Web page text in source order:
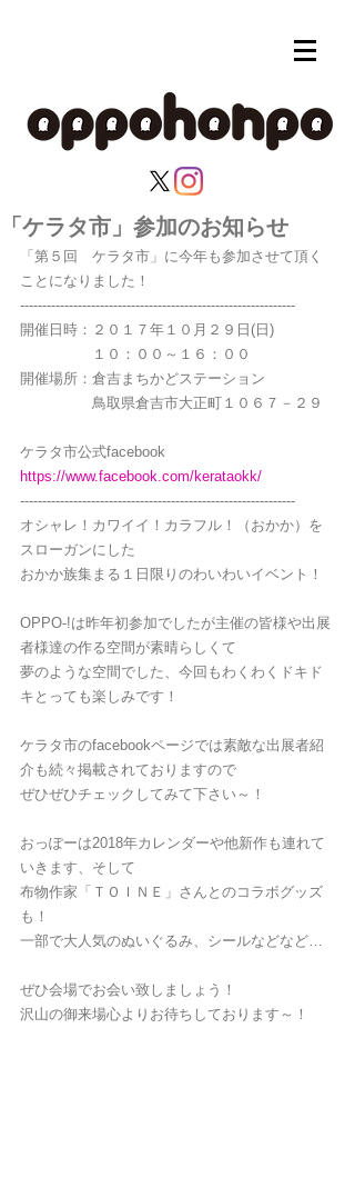
「ケラタ市」参加のお知らせ
「第５回　ケラタ市」に今年も参加させて頂く
ことになりました！
--------------------------------------------------------------
開催日時：２０１７年１０月２９日(日)
１０：００～１６：００
開催場所：倉吉まちかどステーション
鳥取県倉吉市大正町１０６７－２９
ケラタ市公式facebook
https://www.facebook.com/kerataokk/
--------------------------------------------------------------
オシャレ！カワイイ！カラフル！（おかか）を
スローガンにした
おかか族集まる１日限りのわいわいイベント！
OPPO-!は昨年初参加でしたが主催の皆様や出展
者様達の作る空間が素晴らしくて
夢のような空間でした、今回もわくわくドキド
キとっても楽しみです！
ケラタ市のfacebookページでは素敵な出展者紹
介も続々掲載されておりますので
ぜひぜひチェックしてみて下さい～！
おっぽーは2018年カレンダーや他新作も連れて
いきます、そして
布物作家「ＴＯＩＮＥ」さんとのコラボグッズ
も！
一部で大人気のぬいぐるみ、シールなどなど…
ぜひ会場でお会い致しましょう！
沢山の御来場心よりお待ちしております～！